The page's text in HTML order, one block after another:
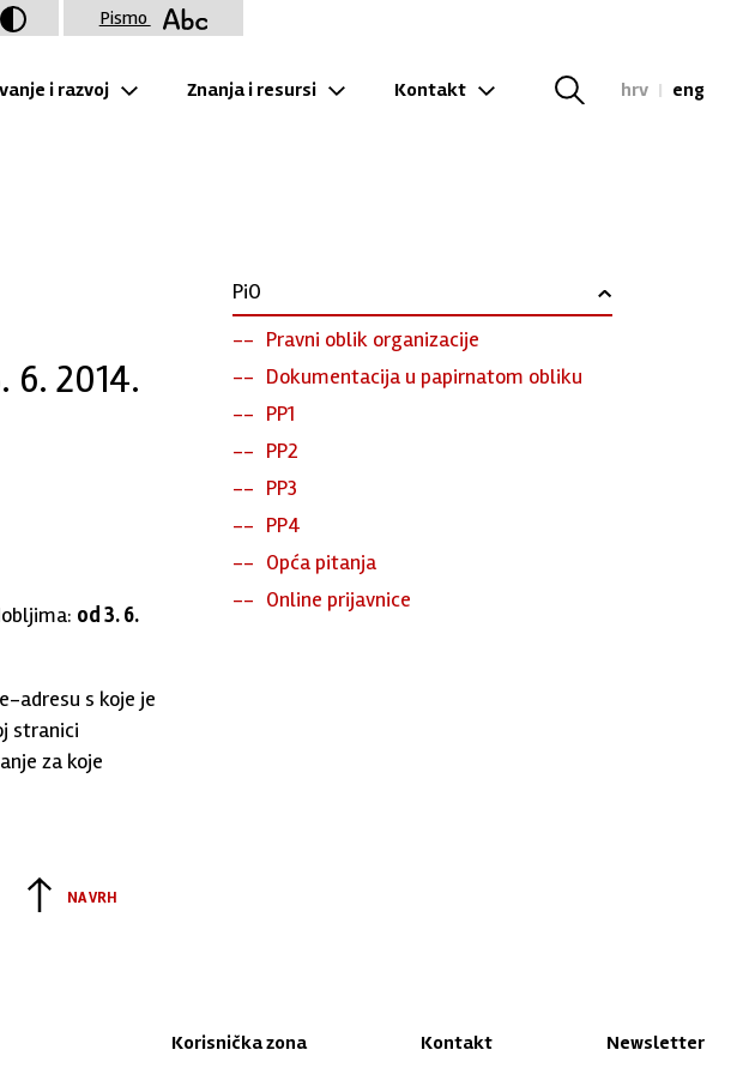
i razvoj Znanja i resursi Kontakt hrv | eng
6. 2014.
od 3. 6.
adresu s koje je
stranici
za koje
PiO ›
Pravni oblik organizacije
Dokumentacija u papirnatom obliku
PP1
PP2
PP3
PP4
Opća pitanja
Online prijavnice
NA VRH
Korisnička zona Kontakt Newsletter
Pismo